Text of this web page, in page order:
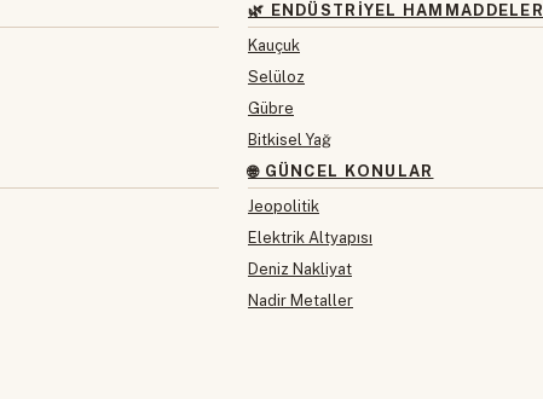
🌿 ENDÜSTRIYEL HAMMADDELER
Kauçuk
Selüloz
Gübre
Bitkisel Yağ
🌐 GÜNCEL KONULAR
Jeopolitik
Elektrik Altyapısı
Deniz Nakliyat
Nadir Metaller